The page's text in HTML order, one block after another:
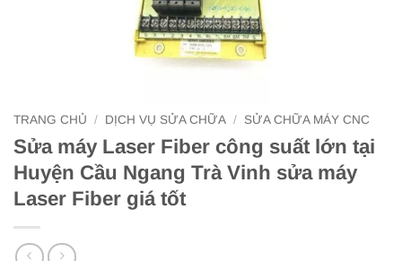
TRANG CHỦ / DỊCH VỤ SỬA CHỮA / SỬA CHỮA MÁY CNC
Sửa máy Laser Fiber công suất lớn tại
Huyện Cầu Ngang Trà Vinh sửa máy
Laser Fiber giá tốt